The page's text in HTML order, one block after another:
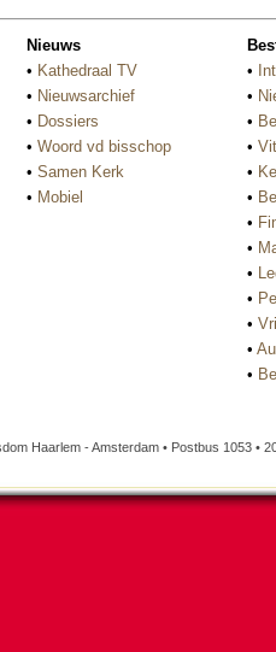
Nieuws
• Kathedraal TV
• Nieuwsarchief
• Dossiers
• Woord vd bisschop
• Samen Kerk
• Mobiel
•
•
•
•
•
•
•
•
•
•
•
•
•
Haarlem - Amsterdam • Postbus 1053 •